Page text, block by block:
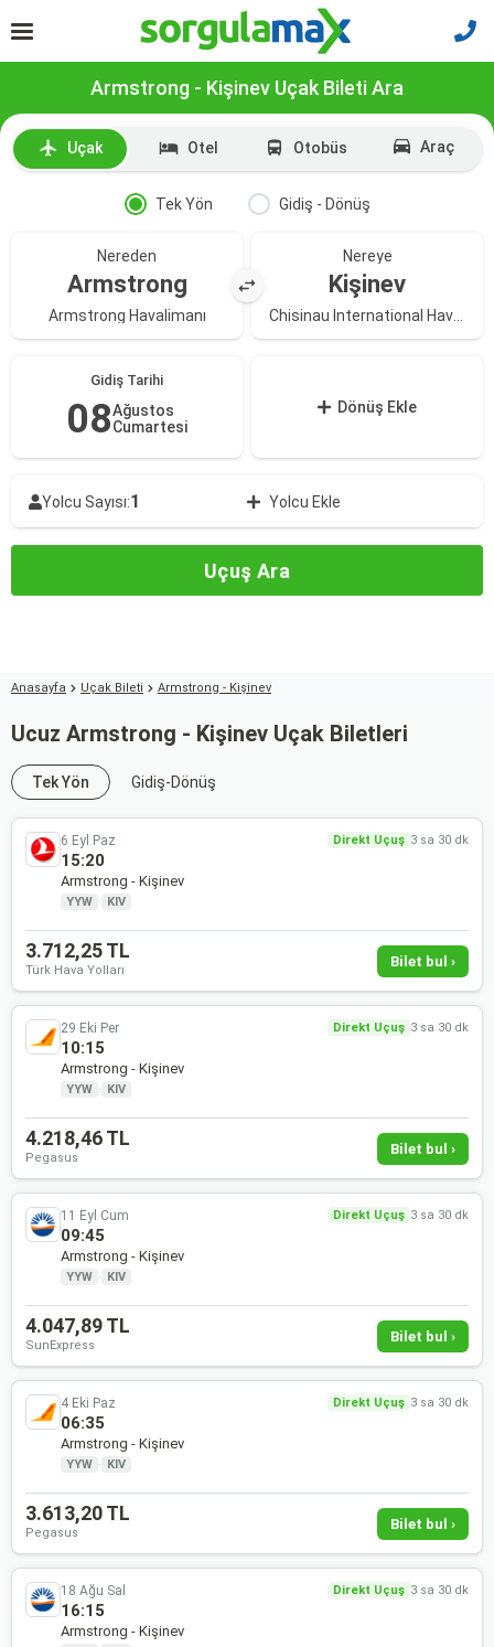
Armstrong - Kişinev Uçak Bileti Ara
Uçak Otel Otobüs Araç
Tek Yön Gidiş - Dönüş
Nereden
Armstrong
Armstrong Havalimanı
Nereye
Kişinev
Gidiş Tarihi
08Ağustos
Cumartesi
Dönüş Ekle
Yolcu Sayısı:1 Yolcu Ekle
Uçuş Ara
Anasayfa Uçak Bileti Armstrong - Kişinev
Ucuz Armstrong - Kişinev Uçak Biletleri
Tek Yön Gidiş-Dönüş
6 Eyl Paz Direkt Uçuş 3 sa 30 dk
15:20
Armstrong - Kişinev
YYW · KIV
3.712,25 TL
Türk Hava Yolları
Bilet bul ›
29 Eki Per Direkt Uçuş 3 sa 30 dk
10:15
Armstrong - Kişinev
YYW · KIV
4.218,46 TL
Pegasus
Bilet bul ›
11 Eyl Cum Direkt Uçuş 3 sa 30 dk
09:45
Armstrong - Kişinev
YYW · KIV
4.047,89 TL
SunExpress
Bilet bul ›
4 Eki Paz Direkt Uçuş 3 sa 30 dk
06:35
Armstrong - Kişinev
YYW · KIV
3.613,20 TL
Pegasus
Bilet bul ›
18 Ağu Sal Direkt Uçuş 3 sa 30 dk
16:15
Armstrong - Kişinev